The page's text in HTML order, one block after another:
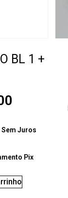
BL 1 +
Sem Juros
Pix